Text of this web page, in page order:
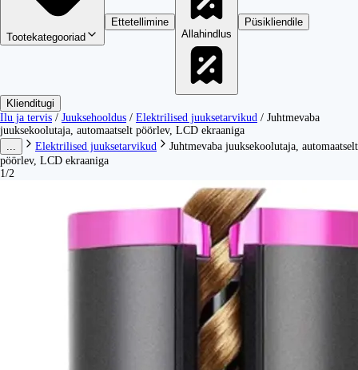
Tootekategooriad
Ettetellimine
Allahindlus
Püsikliendile
Klienditugi
Ilu ja tervis / Juuksehooldus / Elektrilised juuksetarvikud / Juhtmevaba
juuksekoolutaja, automaatselt pöörlev, LCD ekraaniga
Elektrilised juuksetarvikud
Juhtmevaba juuksekoolutaja, automaatselt
pöörlev, LCD ekraaniga
1/2